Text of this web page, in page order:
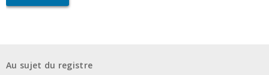
Au sujet du registre